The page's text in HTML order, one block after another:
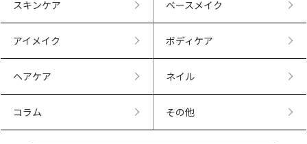
スキンケア ベースメイク
アイメイク ボディケア
ヘアケア ネイル
コラム その他